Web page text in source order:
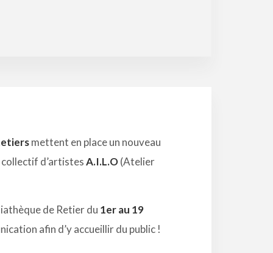
mettent en place un nouveau
d’artistesA.I.L.O(Atelier
de Retier du 1er au 19
afin d’y accueillir du public !